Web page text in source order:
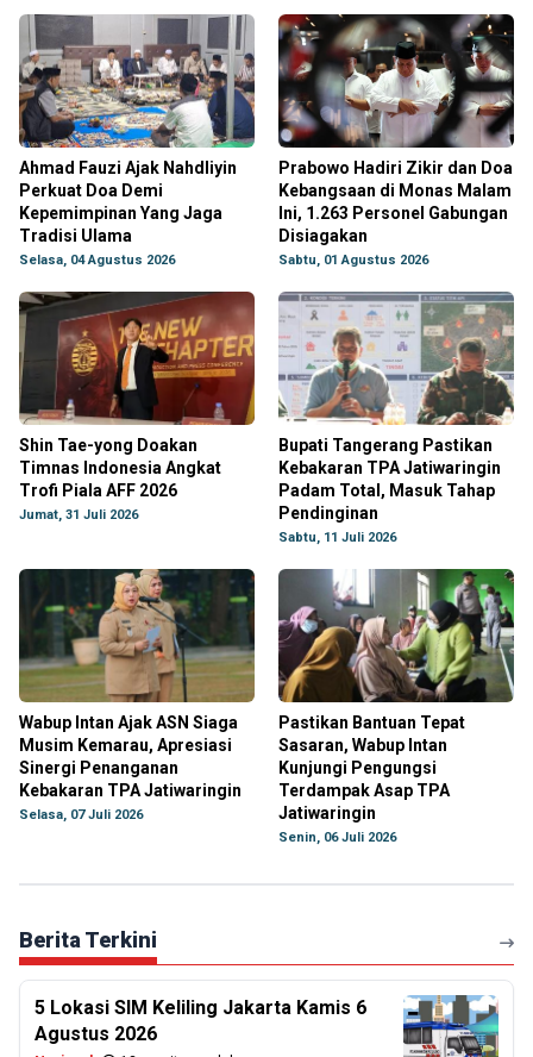
Ahmad Fauzi Ajak Nahdliyin
Perkuat Doa Demi
Kepemimpinan Yang Jaga
Tradisi Ulama
Selasa, 04 Agustus 2026
Prabowo Hadiri Zikir dan Doa
Kebangsaan di Monas Malam
Ini, 1.263 Personel Gabungan
Disiagakan
Sabtu, 01 Agustus 2026
Shin Tae-yong Doakan
Timnas Indonesia Angkat
Trofi Piala AFF 2026
Jumat, 31 Juli 2026
Bupati Tangerang Pastikan
Kebakaran TPA Jatiwaringin
Padam Total, Masuk Tahap
Pendinginan
Sabtu, 11 Juli 2026
Wabup Intan Ajak ASN Siaga
Musim Kemarau, Apresiasi
Sinergi Penanganan
Kebakaran TPA Jatiwaringin
Selasa, 07 Juli 2026
Pastikan Bantuan Tepat
Sasaran, Wabup Intan
Kunjungi Pengungsi
Terdampak Asap TPA
Jatiwaringin
Senin, 06 Juli 2026
Berita Terkini
5 Lokasi SIM Keliling Jakarta Kamis 6
Agustus 2026